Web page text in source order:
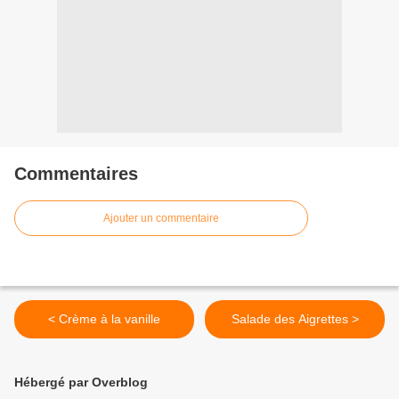
Commentaires
Ajouter un commentaire
< Crème à la vanille Salade des Aigrettes >
Hébergé par Overblog